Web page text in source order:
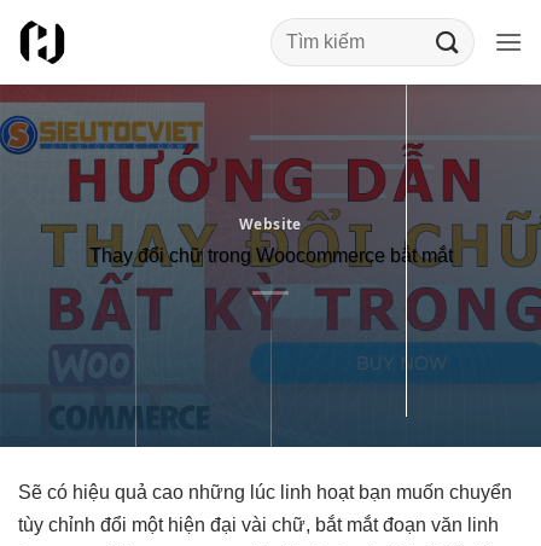
qua
nội
dung
Website
Thay đổi chữ trong Woocommerce bắt mắt
Sẽ có hiệu quả cao những lúc linh hoạtbạn muốn chuyển
tùy chỉnh đổi một hiện đại vài chữ, bắt mắtđoạn văn linh